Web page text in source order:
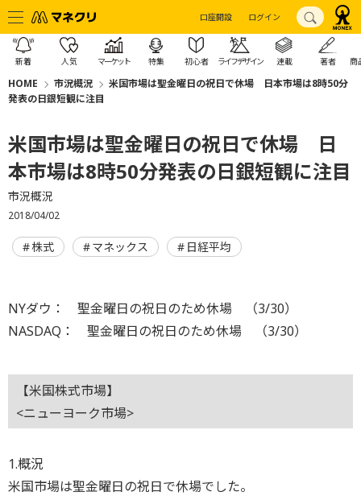
口座開設 ログイン
新着 人気 マーケット 特集 初心者 ライフデザイン 連載 著者 商
HOME 市況概況
米国市場は聖金曜日の祝日で休場 日本市場は8時50分
発表の日銀短観に注目
米国市場は聖金曜日の祝日で休場 日
本市場は8時50分発表の日銀短観に注目
市況概況
2018/04/02
株式 マネックス 日経平均
NYダウ： 聖金曜日の祝日のため休場 （3/30）
NASDAQ： 聖金曜日の祝日のため休場 （3/30）
【米国株式市場】
<ニューヨーク市場>
1.概況
米国市場は聖金曜日の祝日で休場でした。